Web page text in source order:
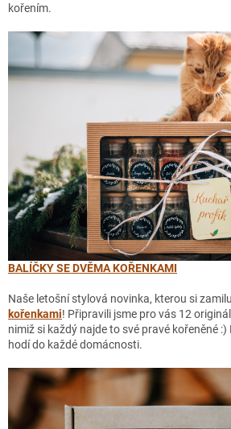
kořením.
BALÍČKY SE DVĚMA KOŘENKAMI
Naše letošní stylová novinka, kterou si
kořenkami! Připravili jsme pro vás 12
nimiž si každý najde to své pravé kořeněné
hodí do každé domácnosti.